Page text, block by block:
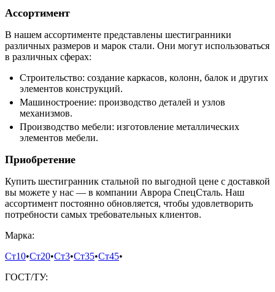
Ассортимент
В нашем ассортименте представлены шестигранники
различных размеров и марок стали. Они могут использоваться
в различных сферах:
Строительство: создание каркасов, колонн, балок и других
элементов конструкций.
Машиностроение: производство деталей и узлов
механизмов.
Производство мебели: изготовление металлических
элементов мебели.
Приобретение
Купить шестигранник стальной по выгодной цене с доставкой
вы можете у нас — в компании Аврора СпецСталь. Наш
ассортимент постоянно обновляется, чтобы удовлетворить
потребности самых требовательных клиентов.
Марка:
Ст10•Ст20•Ст3•Ст35•Ст45•
ГОСТ/ТУ: